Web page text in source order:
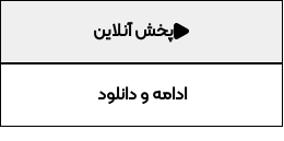
پخش آنلاین
ادامه و دانلود